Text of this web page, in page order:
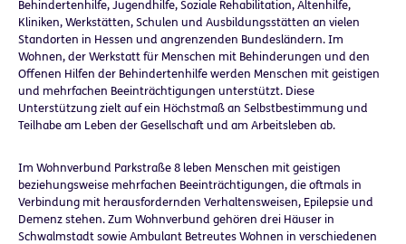
Behindertenhilfe, Jugendhilfe, Soziale Rehabilitation, Altenhilfe,
Kliniken, Werkstätten, Schulen und Ausbildungsstätten an vielen
Standorten in Hessen und angrenzenden Bundesländern. Im
Wohnen, der Werkstatt für Menschen mit Behinderungen und den
Offenen Hilfen der Behindertenhilfe werden Menschen mit geistigen
und mehrfachen Beeinträchtigungen unterstützt. Diese
Unterstützung zielt auf ein Höchstmaß an Selbstbestimmung und
Teilhabe am Leben der Gesellschaft und am Arbeitsleben ab.
Im Wohnverbund Parkstraße 8 leben Menschen mit geistigen
beziehungsweise mehrfachen Beeinträchtigungen, die oftmals in
Verbindung mit herausfordernden Verhaltensweisen, Epilepsie und
Demenz stehen. Zum Wohnverbund gehören drei Häuser in
Schwalmstadt sowie Ambulant Betreutes Wohnen in verschiedenen